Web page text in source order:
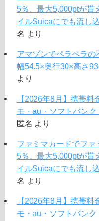
5％、最大5,000ptが貰
イルSuicaにでも流し
名 より
アマゾンでペラペラの
幅54.5×奥行30×高さ
より
【2026年8月】携帯料
モ・au・ソフトバンク
匿名 より
ファミマカードでフ
5％、最大5,000ptが貰
イルSuicaにでも流し
名 より
【2026年8月】携帯料
モ・au・ソフトバンク